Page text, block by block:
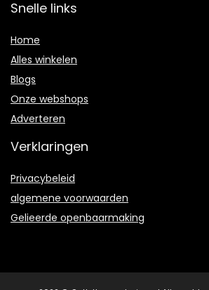
Snelle links
Home
Alles winkelen
Blogs
Onze webshops
Adverteren
Verklaringen
Privacybeleid
algemene voorwaarden
Gelieerde openbaarmaking